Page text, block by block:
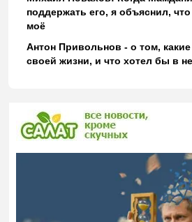
поддержать его, я объяснил,
моё
Антон Привольнов - о том,
своей жизни, и что хотел бы в